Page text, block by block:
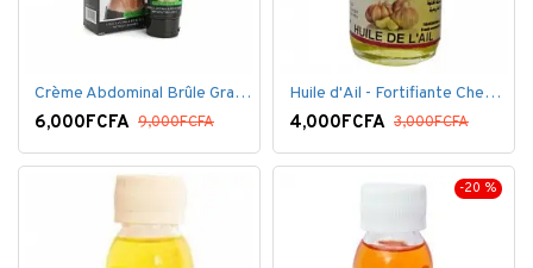
Crème Abdominal Brûle Graisse - Effet Rapide - 170grs
6,000FCFA 9,000FCFA
Huile d'Ail - Fortifiante Cheveux
4,000FCFA 3,000FCFA
-20 %